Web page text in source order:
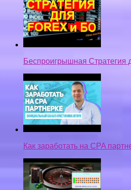
Беспроигрышная
Как заработать на CPA